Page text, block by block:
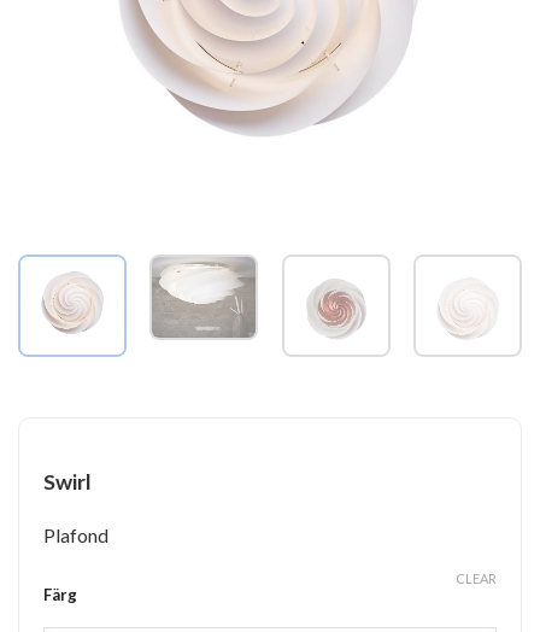
Swirl
Plafond
Färg
CLEAR